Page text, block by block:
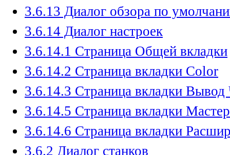
3.6.13 Диалог обзора по
3.6.14 Диалог настроек
3.6.14.1 Страница Общей вкладки
3.6.14.2 Страница вкладки Color
3.6.14.3 Страница вкладки
3.6.14.5 Страница вкладки
3.6.14.6 Страница вкладки
3.6.2 Диалог станков